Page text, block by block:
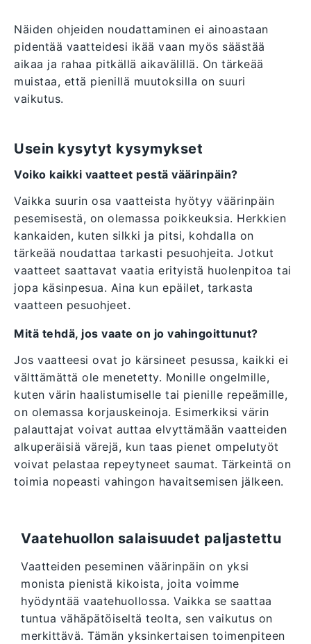
Näiden ohjeiden noudattaminen ei ainoastaan
pidentää vaatteidesi ikää vaan myös säästää
aikaa ja rahaa pitkällä aikavälillä. On tärkeää
muistaa, että pienillä muutoksilla on suuri
vaikutus.
Usein kysytyt kysymykset
Voiko kaikki vaatteet pestä väärinpäin?
Vaikka suurin osa vaatteista hyötyy väärinpäin
pesemisestä, on olemassa poikkeuksia. Herkkien
kankaiden, kuten silkki ja pitsi, kohdalla on
tärkeää noudattaa tarkasti pesuohjeita. Jotkut
vaatteet saattavat vaatia erityistä huolenpitoa tai
jopa käsinpesua. Aina kun epäilet, tarkasta
vaatteen pesuohjeet.
Mitä tehdä, jos vaate on jo vahingoittunut?
Jos vaatteesi ovat jo kärsineet pesussa, kaikki ei
välttämättä ole menetetty. Monille ongelmille,
kuten värin haalistumiselle tai pienille repeämille,
on olemassa korjauskeinoja. Esimerkiksi värin
palauttajat voivat auttaa elvyttämään vaatteiden
alkuperäisiä värejä, kun taas pienet ompelutyöt
voivat pelastaa repeytyneet saumat. Tärkeintä on
toimia nopeasti vahingon havaitsemisen jälkeen.
Vaatehuollon salaisuudet paljastettu
Vaatteiden peseminen väärinpäin on yksi
monista pienistä kikoista, joita voimme
hyödyntää vaatehuollossa. Vaikka se saattaa
tuntua vähäpätöiseltä teolta, sen vaikutus on
merkittävä. Tämän yksinkertaisen toimenpiteen